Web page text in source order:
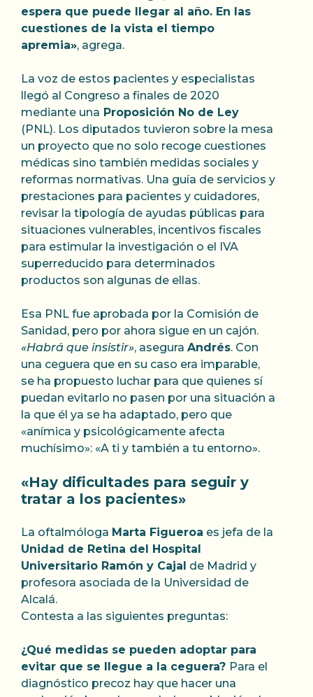
espera que puede llegar al año. En las
cuestiones de la vista el tiempo
apremia», agrega.
La voz de estos pacientes y especialistas
llegó al Congreso a finales de 2020
mediante una Proposición No de Ley
(PNL). Los diputados tuvieron sobre la mesa
un proyecto que no solo recoge cuestiones
médicas sino también medidas sociales y
reformas normativas. Una guía de servicios y
prestaciones para pacientes y cuidadores,
revisar la tipología de ayudas públicas para
situaciones vulnerables, incentivos fiscales
para estimular la investigación o el IVA
superreducido para determinados
productos son algunas de ellas.
Esa PNL fue aprobada por la Comisión de
Sanidad, pero por ahora sigue en un cajón.
«Habrá que insistir», asegura Andrés. Con
una ceguera que en su caso era imparable,
se ha propuesto luchar para que quienes sí
puedan evitarlo no pasen por una situación a
la que él ya se ha adaptado, pero que
«anímica y psicológicamente afecta
muchísimo»: «A ti y también a tu entorno».
«Hay dificultades para seguir y
tratar a los pacientes»
La oftalmóloga Marta Figueroa es jefa de la
Unidad de Retina del Hospital
Universitario Ramón y Cajal de Madrid y
profesora asociada de la Universidad de
Alcalá.
Contesta a las siguientes preguntas:
¿Qué medidas se pueden adoptar para
evitar que se llegue a la ceguera? Para el
diagnóstico precoz hay que hacer una